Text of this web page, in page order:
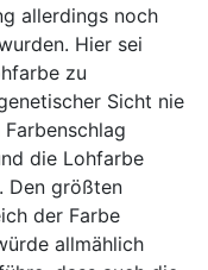
allerdings noch
Hier sei
zu
Sicht nie
die Lohfarbe
Den größten
der Farbe
allmählich